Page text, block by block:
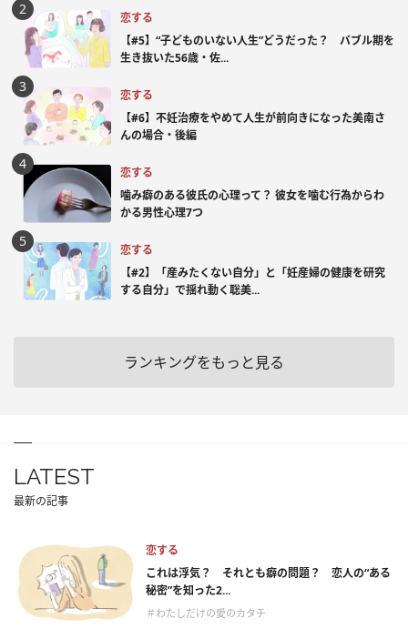
恋する
【#5】“子どものいない人生”どうだった？ バブル期を
生き抜いた56歳・佐...
恋する
【#6】不妊治療をやめて人生が前向きになった美南さ
んの場合・後編
恋する
噛み癖のある彼氏の心理って？ 彼女を噛む行為からわ
かる男性心理7つ
恋する
【#2】「産みたくない自分」と「妊産婦の健康を研究
する自分」で揺れ動く聡美...
ランキングをもっと見る
LATEST
最新の記事
恋する
これは浮気？ それとも癖の問題？ 恋人の“ある
秘密”を知った2...
＃わたしだけの愛のカタチ